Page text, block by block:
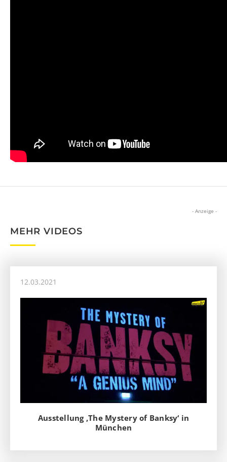
- Anzeige -
MEHR VIDEOS
12.03.2021
Ausstellung ‚The Mystery of Banksy‘ in
München